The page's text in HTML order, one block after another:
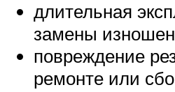
длительная
замены
повреждение
ремонте или